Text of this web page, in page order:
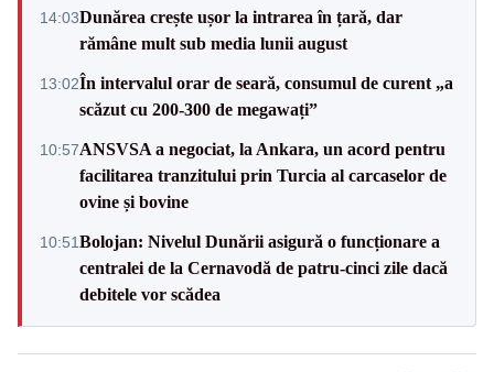
14:03Dunărea crește ușor la intrarea în țară, dar
rămâne mult sub media lunii august
13:02În intervalul orar de seară, consumul de curent „a
scăzut cu 200-300 de megawați”
10:57ANSVSA a negociat, la Ankara, un acord pentru
facilitarea tranzitului prin Turcia al carcaselor de
ovine și bovine
10:51Bolojan: Nivelul Dunării asigură o funcționare a
centralei de la Cernavodă de patru-cinci zile dacă
debitele vor scădea